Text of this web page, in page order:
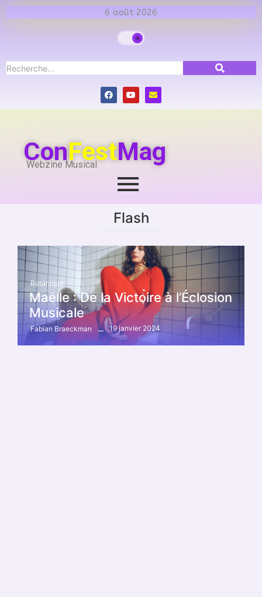
6 août 2026
ConFestMag
Webzine Musical
Flash
Botanique
Maëlle : De la Victoire à l’Éclosion
Musicale
Fabian Braeckman 19 janvier 2024